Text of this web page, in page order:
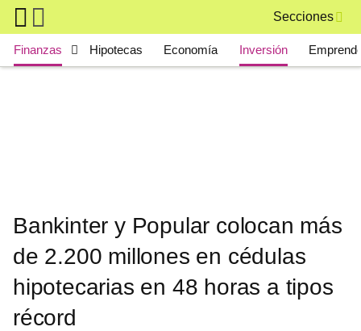
Skip to main content
Secciones
Main navigation
Finanzas Hipotecas Economía Inversión
Bankinter y Popular colocan más
de 2.200 millones en cédulas
hipotecarias en 48 horas a tipos
récord